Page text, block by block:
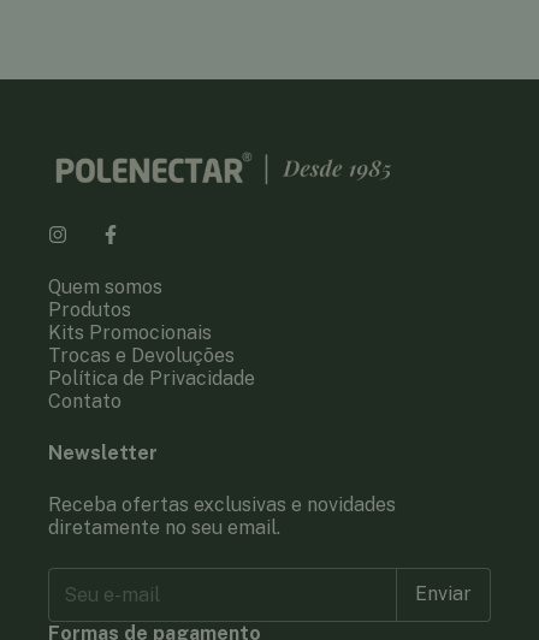
Quem somos
Produtos
Kits Promocionais
Trocas e Devoluções
Política de Privacidade
Contato
Newsletter
Receba ofertas exclusivas e novidades
diretamente no seu email.
Formas de pagamento